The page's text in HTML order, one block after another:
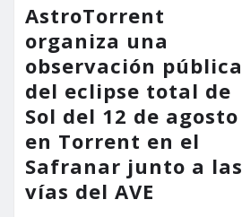
AstroTorrent
organiza una
observación pública
del eclipse total de
Sol del 12 de agosto
en Torrent en el
Safranar junto a las
vías del AVE